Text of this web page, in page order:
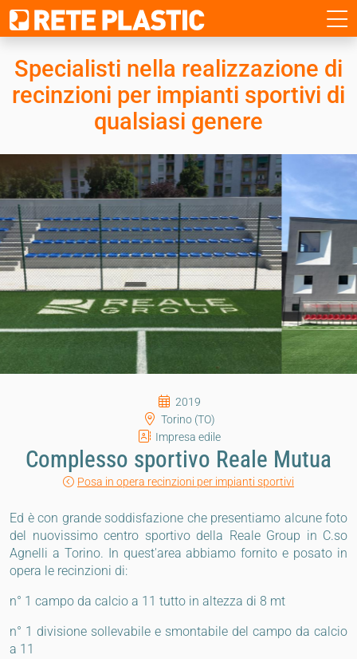
Specialisti nella realizzazione di
recinzioni per impianti sportivi di
qualsiasi genere
2019
Torino (TO)
Impresa edile
Complesso sportivo Reale Mutua
Posa in opera recinzioni per impianti sportivi
Ed è con grande soddisfazione che presentiamo alcune foto
del nuovissimo centro sportivo della Reale Group in C.so
Agnelli a Torino. In quest'area abbiamo fornito e posato in
opera le recinzioni di:
n° 1 campo da calcio a 11 tutto in altezza di 8 mt
n° 1 divisione sollevabile e smontabile del campo da calcio
a 11